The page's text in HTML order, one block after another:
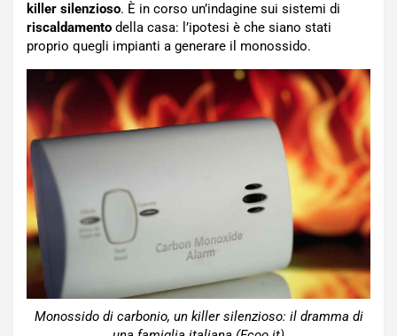
killer silenzioso. È in corso un’indagine sui sistemi di
riscaldamento della casa: l’ipotesi è che siano stati
proprio quegli impianti a generare il monossido.
Monossido di carbonio, un killer silenzioso: il dramma di